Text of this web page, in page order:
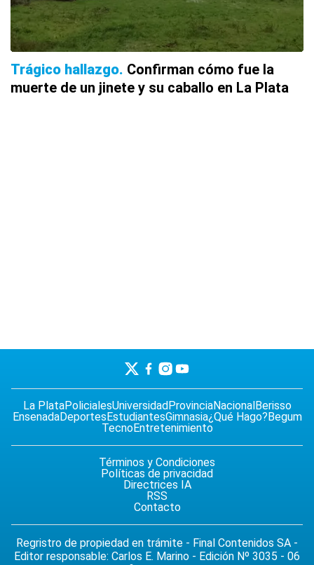
Trágico hallazgo Confirman cómo fue la
muerte de un jinete y su caballo en La Plata
La PlataPolicialesUniversidadProvinciaNacionalBerisso
EnsenadaDeportesEstudiantesGimnasia¿Qué Hago?Begum
TecnoEntretenimiento
Términos y Condiciones
Políticas de privacidad
Directrices IA
RSS
Contacto
Regristro de propiedad en trámite - Final Contenidos SA -
Editor responsable: Carlos E. Marino - Edición Nº 3035 - 06